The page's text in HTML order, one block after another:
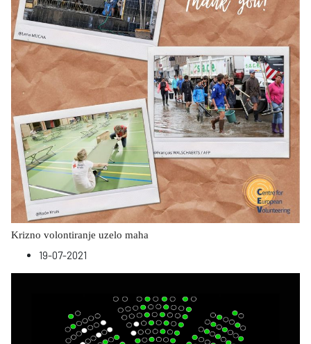
Krizno volontiranje uzelo maha
19-07-2021